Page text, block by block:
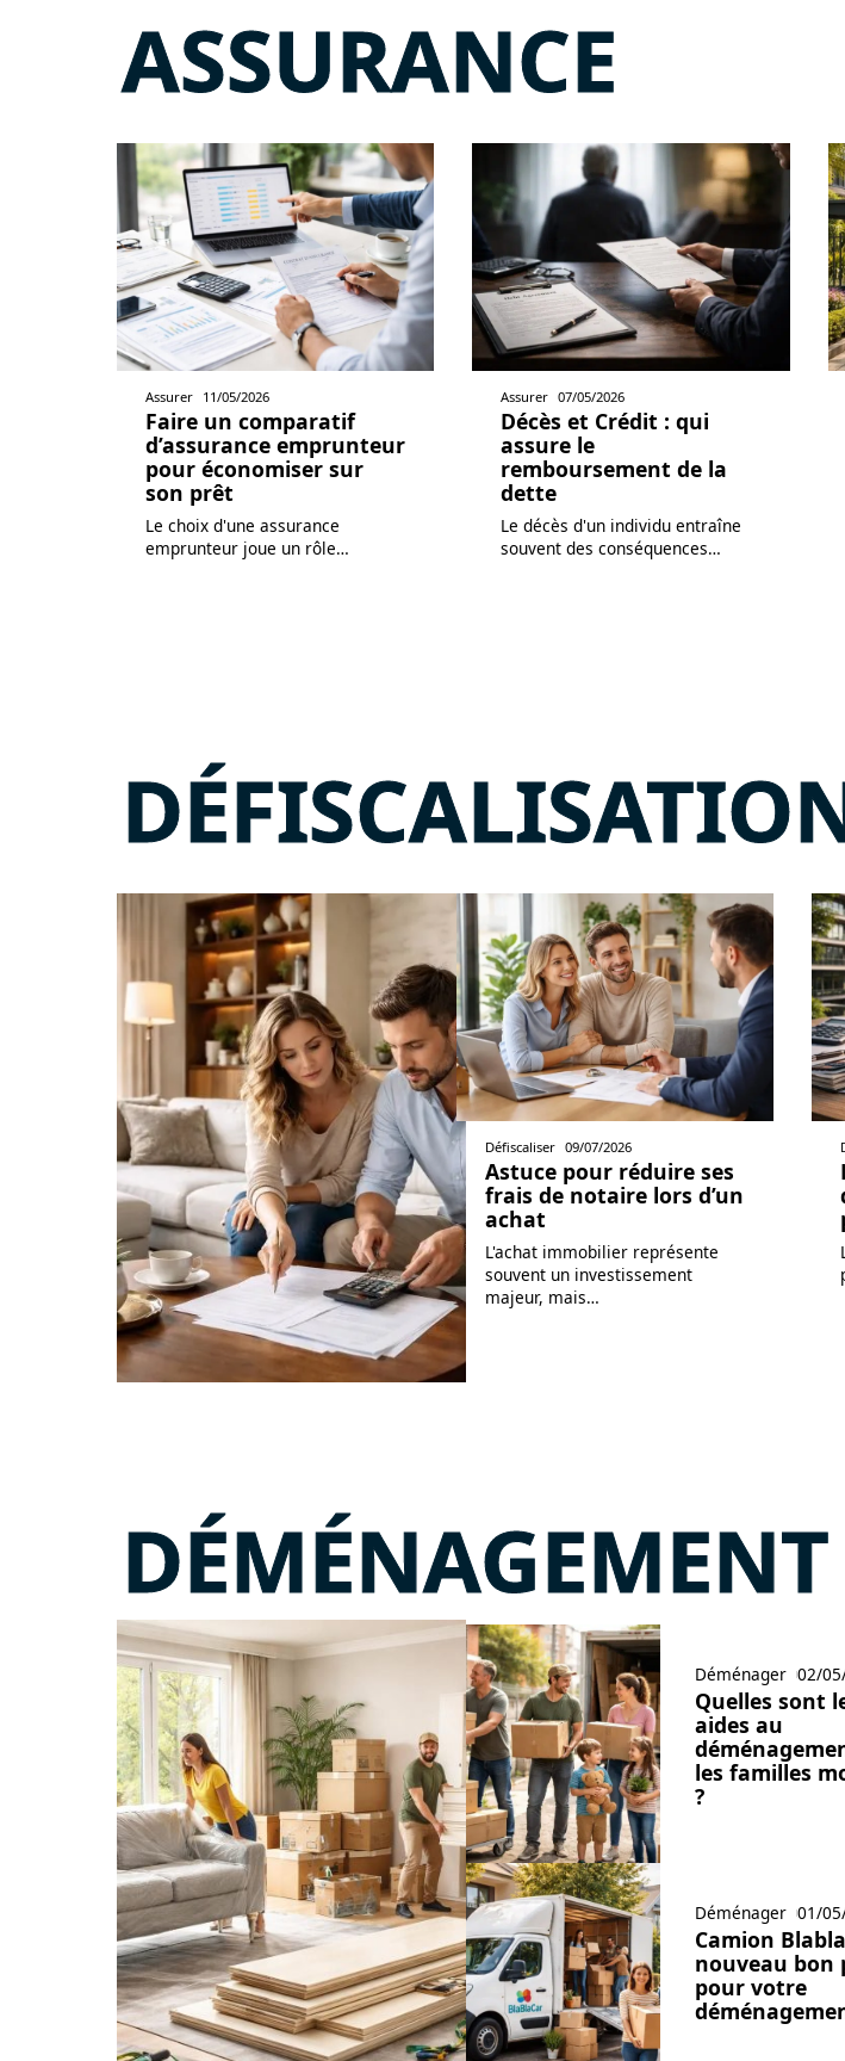
ASSURANCE
Assurer 11/05/2026
Faire un comparatif
d’assurance emprunteur
pour économiser sur
son prêt
Le choix d'une assurance
emprunteur joue un rôle…
Assurer 07/05/2026
Décès et Crédit : qui
assure le
remboursement de la
dette
Le décès d'un individu entraîne
souvent des conséquences…
Défiscaliser 09/07/2026
Astuce pour réduire ses
frais de notaire lors d’un
achat
L'achat immobilier représente
souvent un investissement
majeur, mais…
DÉMÉNAGEMENT
Déménager 02/
Quelles sont
aides au
les familles
?
Déménager 01/
Camion
nouveau bon
pour votre